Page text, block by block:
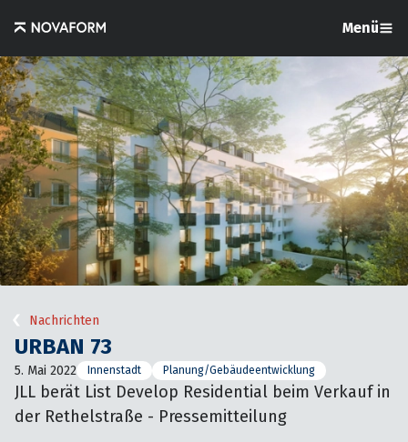
Menü
Nachrichten
URBAN 73
5. Mai 2022 Innenstadt Planung/Gebäudeentwicklung
JLL berät List Develop Residential beim Verkauf in
der Rethelstraße - Pressemitteilung